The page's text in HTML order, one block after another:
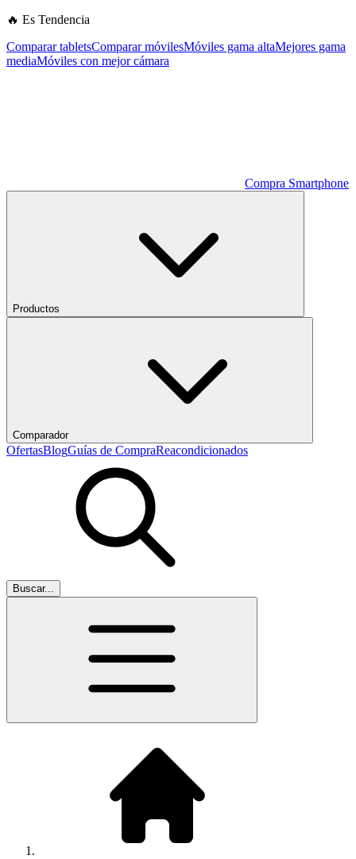
🔥 Es Tendencia
Comparar tabletsComparar móvilesMóviles gama altaMejores gama
mediaMóviles con mejor cámara
Compra Smartphone
Productos
Comparador
OfertasBlogGuías de CompraReacondicionados
Buscar...